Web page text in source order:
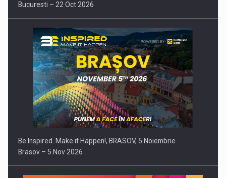
Bucuresti – 22 Oct 2026
Be Inspired. Make it Happen!, BRASOV, 5 Noiembrie
Brasov – 5 Nov 2026